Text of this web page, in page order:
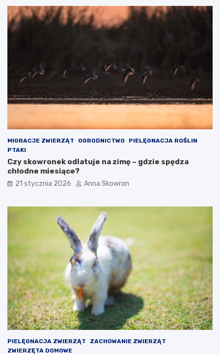
MIGRACJE ZWIERZĄT OGRODNICTWO
PIELĘGNACJA ROŚLIN
PTAKI
Czy skowronek odlatuje na zimę – gdzie spędza
chłodne miesiące?
21 stycznia 2026 Anna Skowron
PIELĘGNACJA ZWIERZĄT
ZACHOWANIE ZWIERZĄT
ZWIERZĘTA DOMOWE